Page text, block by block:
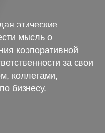
этические
мысль о
корпоративной
за свои
коллегами,
бизнесу.